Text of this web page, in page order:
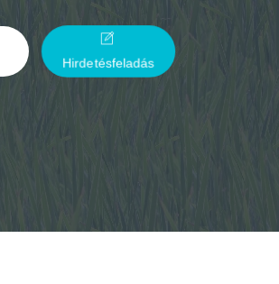
Hirdetésfeladás